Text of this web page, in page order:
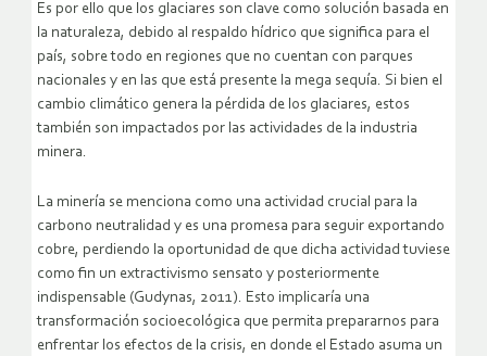
Es por ello que los glaciares son clave como solución basada en
la naturaleza, debido al respaldo hídrico que significa para el
país, sobre todo en regiones que no cuentan con parques
nacionales y en las que está presente la mega sequía. Si bien el
cambio climático genera la pérdida de los glaciares, estos
también son impactados por las actividades de la industria
minera.
La minería se menciona como una actividad crucial para la
carbono neutralidad y es una promesa para seguir exportando
cobre, perdiendo la oportunidad de que dicha actividad tuviese
como fin un extractivismo sensato y posteriormente
indispensable (Gudynas, 2011). Esto implicaría una
transformación socioecológica que permita prepararnos para
enfrentar los efectos de la crisis, en donde el Estado asuma un